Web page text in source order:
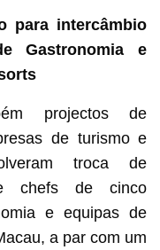
para intercâmbio
Gastronomia e
projectos de
de turismo e
troca de
chefs de cinco
e equipas de
a par com um